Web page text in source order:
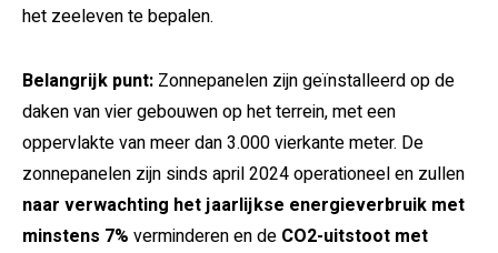
het zeeleven te bepalen.
Belangrijk punt: Zonnepanelen zijn geïnstalleerd op de
daken van vier gebouwen op het terrein, met een
oppervlakte van meer dan 3.000 vierkante meter. De
zonnepanelen zijn sinds april 2024 operationeel en zullen
naar verwachting het jaarlijkse energieverbruik met
minstens 7% verminderen en de CO2-uitstoot met